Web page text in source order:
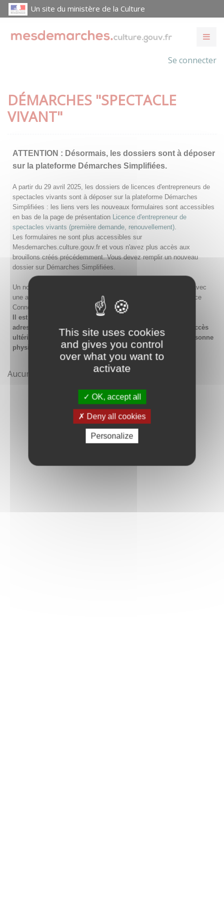
This site uses cookies
and gives you control
over what you want to
activate
OK, accept all
Deny all cookies
Personalize
Un site du ministère de la Culture
Se connecter
DÉMARCHES "SPECTACLE
VIVANT"
ATTENTION : Désormais, les dossiers sont à déposer
sur la plateforme Démarches Simplifiées.
A partir du 29 avril 2025, les dossiers de licences d'entrepreneurs de
spectacles vivants sont à déposer sur la plateforme Démarches
Simplifiées : les liens vers les nouveaux formulaires sont accessibles
en bas de la page de présentation Licence d'entrepreneur de
spectacles vivants (première demande, renouvellement).
Les formulaires ne sont plus accessibles sur
Mesdemarches.culture.gouv.fr et vous n'avez plus accès aux
brouillons créés précédemment. Vous devez remplir un nouveau
dossier sur Démarches Simplifiées.
Un nouveau compte doit être créé sur Démarches Simplifiées avec
une adresse email et un mot de passe, ou en passant par France
Connect.
Il est conseillé lors de la création du compte de saisir une
adresse email générique de l'organisme afin de garantir l'accès
ultérieur au compte même en cas de changement de la personne
physique gestionnaire.
Aucune démarche pour le moment